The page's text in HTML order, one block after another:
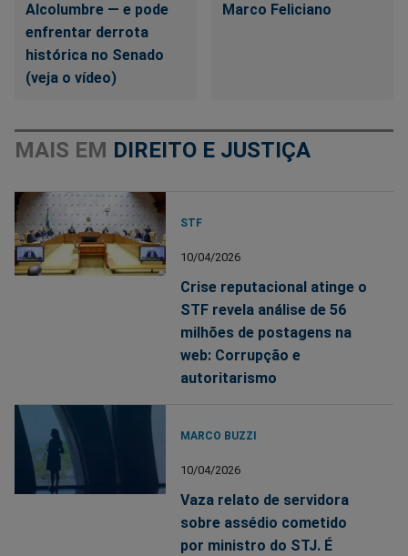
Alcolumbre — e pode
enfrentar derrota
histórica no Senado
(veja o vídeo)
Marco Feliciano
MAIS EM DIREITO E JUSTIÇA
STF
10/04/2026
Crise reputacional atinge o
STF revela análise de 56
milhões de postagens na
web: Corrupção e
autoritarismo
MARCO BUZZI
10/04/2026
Vaza relato de servidora
sobre assédio cometido
por ministro do STJ. É